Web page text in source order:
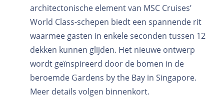
architectonische element van MSC Cruises’
World Class-schepen biedt een spannende rit
waarmee gasten in enkele seconden tussen 12
dekken kunnen glijden. Het nieuwe ontwerp
wordt geïnspireerd door de bomen in de
beroemde Gardens by the Bay in Singapore.
Meer details volgen binnenkort.